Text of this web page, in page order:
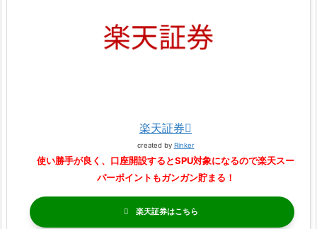
楽天証券
created by Rinker
使い勝手が良く、口座開設するとSPU対象になるので楽天スー
パーポイントもガンガン貯まる！
楽天証券